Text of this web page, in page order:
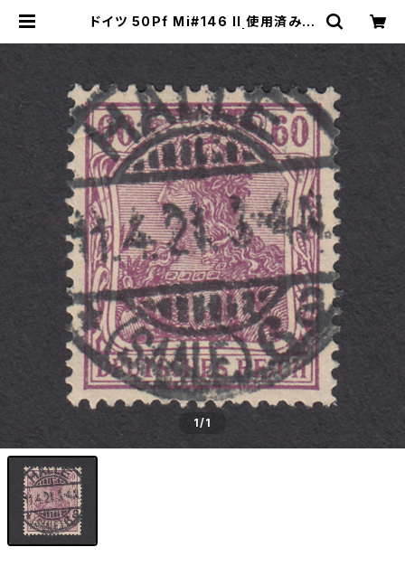
ドイツ 50Pf Mi#146 II 使用済み切
ンプのネットショップ | Young Sta
mp
1/1